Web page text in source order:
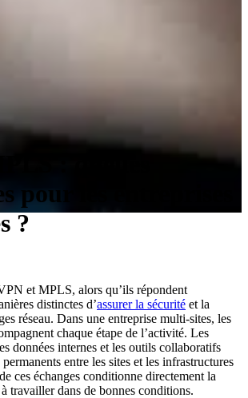
: quelles
pour les entreprises
?
et MPLS, alors qu’ils répondent
distinctes d’assurer la sécurité et la
réseau. Dans une entreprise multi-sites, les
chaque étape de l’activité. Les
données internes et les outils collaboratifs
entre les sites et les infrastructures
ces échanges conditionne directement la
travailler dans de bonnes conditions.